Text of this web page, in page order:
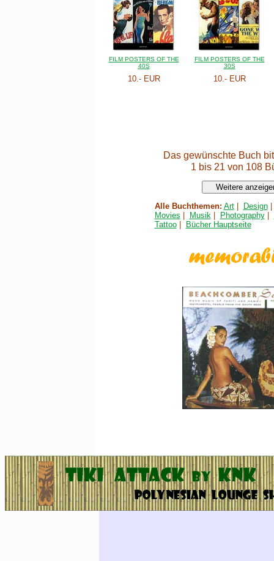
FILM POSTERS OF THE
40S
10.- EUR
FILM POSTERS OF THE
30S
10.- EUR
Das gewünschte Buch
1 bis 21 von 108
Alle Buchthemen: Art| Design|
Movies
Musik| Photography|
Tattoo| Bücher Hauptseite